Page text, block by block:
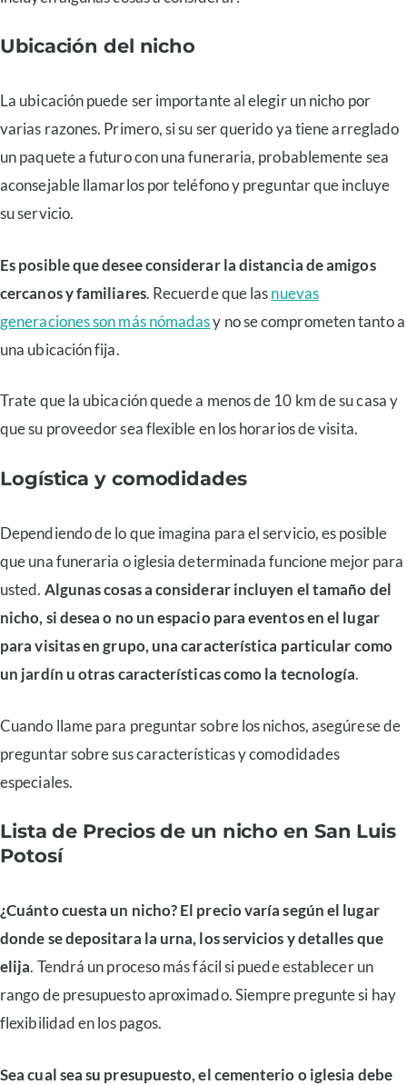
Ubicación del nicho
La ubicación puede ser importante al elegir un nicho por
varias razones. Primero, si su ser querido ya tiene arreglado
un paquete a futuro con una funeraria, probablemente sea
aconsejable llamarlos por teléfono y preguntar que incluye
su servicio.
Es posible que desee considerar la distancia de amigos
cercanos y familiares. Recuerde que lasnuevas
generaciones son más nómadasy no se comprometen tanto a
una ubicación fija.
Trate que la ubicación quede a menos de 10 km de su casa y
que su proveedor sea flexible en los horarios de visita.
Logística y comodidades
Dependiendo de lo que imagina para el servicio, es posible
que una funeraria o iglesia determinada funcione mejor para
usted. Algunas cosas a considerar incluyen el tamaño del
nicho, si desea o no un espacio para eventos en el lugar
para visitas en grupo, una característica particular como
un jardín u otras características como la tecnología.
Cuando llame para preguntar sobre los nichos, asegúrese de
preguntar sobre sus características y comodidades
especiales.
Lista de Precios de un nicho en San Luis
Potosí
¿Cuánto cuesta un nicho? El precio varía según el lugar
donde se depositara la urna, los servicios y detalles que
elija. Tendrá un proceso más fácil si puede establecer un
rango de presupuesto aproximado. Siempre pregunte si hay
flexibilidad en los pagos.
Sea cual sea su presupuesto, el cementerio o iglesia debe